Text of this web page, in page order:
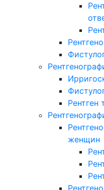
Рентген
женщин